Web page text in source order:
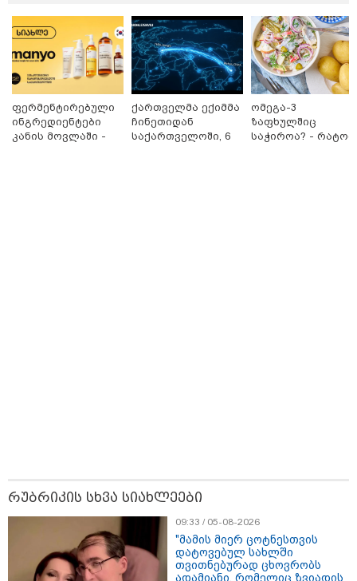
მარიამ ტყემალაძის დედა ექსპერტიზის პასუხს
აქვეყნებს - რა გახდა გოგონას გარდაცვალების
მიზეზი?
10:45 / 07-08-2026
"აშშ კვლავაც ღრმად
შეშფოთებულია რუსეთის მიერ
საქართველოს ტერიტორიის
განგრძობადი ოკუპაციით" -
აშშ-ის საელჩო
ფერმენტირებული
ინგრედიენტები
კანის მოვლაში -
ქართველმა ექიმმა
ჩინეთიდან
საქართველოში, 6
ომეგა-3
ზაფხულშიც
საჭიროა? - რატომ
რუბრიკის სხვა სიახლეები
09:33 / 05-08-2026
"მამის მიერ ცოტნესთვის
დატოვებულ სახლში
თვითნებურად ცხოვრობს
ადამიანი, რომელიც ზვიადის